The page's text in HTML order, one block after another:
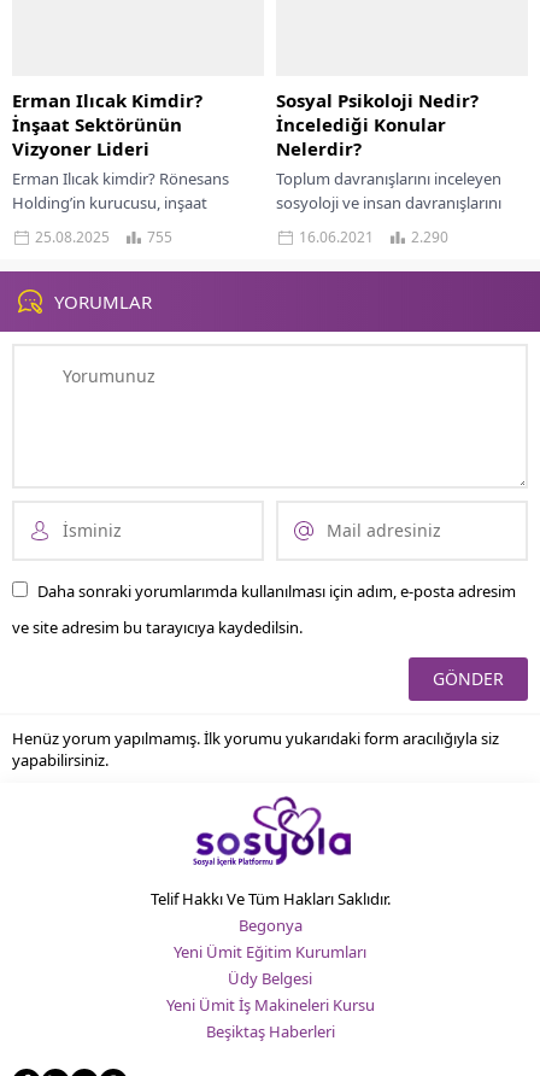
Erman Ilıcak Kimdir?
İnşaat Sektörünün
Vizyoner Lideri
Erman Ilıcak kimdir? Rönesans
Holding’in kurucusu, inşaat
sektörünün küresel liderinin
hayatı, kariyeri ve vizyonu
hakkında kapsamlı rehber. Erman
Ilıcak, Türk...
25.08.2025 755
Sosyal Psikoloji Nedir?
İncelediği Konular
Nelerdir?
Toplum davranışlarını inceleyen
sosyoloji ve insan davranışlarını
inceleyen psikolojinin buluşma
noktası olan sosyal psikoloji,
insanların sosyal ortamlarda
16.06.2021 2.290
YORUMLAR
Daha sonraki yorumlarımda kullanılması için adım, e-posta adresim
ve site adresim bu tarayıcıya kaydedilsin.
Henüz yorum yapılmamış. İlk yorumu yukarıdaki form aracılığıyla siz
yapabilirsiniz.
Telif Hakkı Ve Tüm Hakları Saklıdır.
Begonya
Yeni Ümit Eğitim Kurumları
Üdy Belgesi
Yeni Ümit İş Makineleri Kursu
Beşiktaş Haberleri